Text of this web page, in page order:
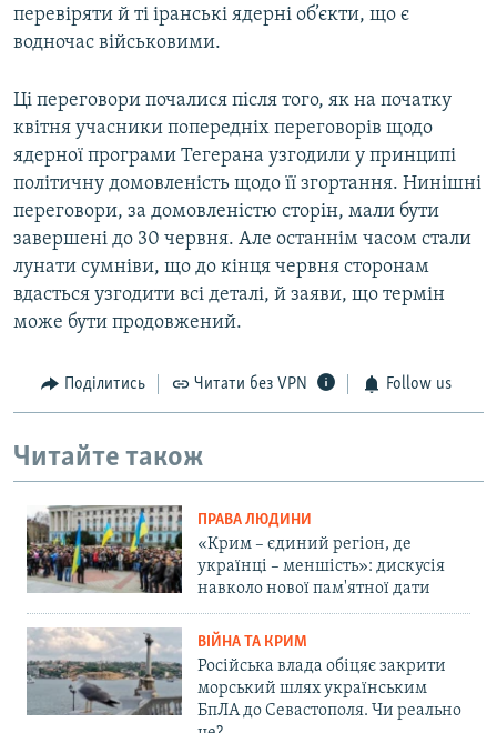
перевіряти й ті іранські ядерні об’єкти, що є
водночас військовими.
Ці переговори почалися після того, як на початку
квітня учасники попередніх переговорів щодо
ядерної програми Тегерана узгодили у принципі
політичну домовленість щодо її згортання. Нинішні
переговори, за домовленістю сторін, мали бути
завершені до 30 червня. Але останнім часом стали
лунати сумніви, що до кінця червня сторонам
вдасться узгодити всі деталі, й заяви, що термін
може бути продовжений.
Поділитись Читати без VPN Follow us
Читайте також
ПРАВА ЛЮДИНИ
«Крим – єдиний регіон, де
українці – меншість»: дискусія
навколо нової пам'ятної дати
ВІЙНА ТА КРИМ
Російська влада обіцяє закрити
морський шлях українським
БпЛА до Севастополя. Чи реально